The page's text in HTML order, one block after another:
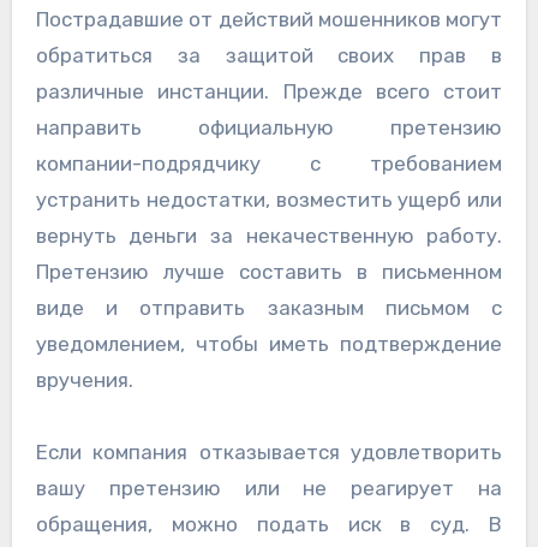
Пострадавшие от действий мошенников могут
обратиться за защитой своих прав в
различные инстанции. Прежде всего стоит
направить официальную претензию
компании-подрядчику с требованием
устранить недостатки, возместить ущерб или
вернуть деньги за некачественную работу.
Претензию лучше составить в письменном
виде и отправить заказным письмом с
уведомлением, чтобы иметь подтверждение
вручения.
Если компания отказывается удовлетворить
вашу претензию или не реагирует на
обращения, можно подать иск в суд. В